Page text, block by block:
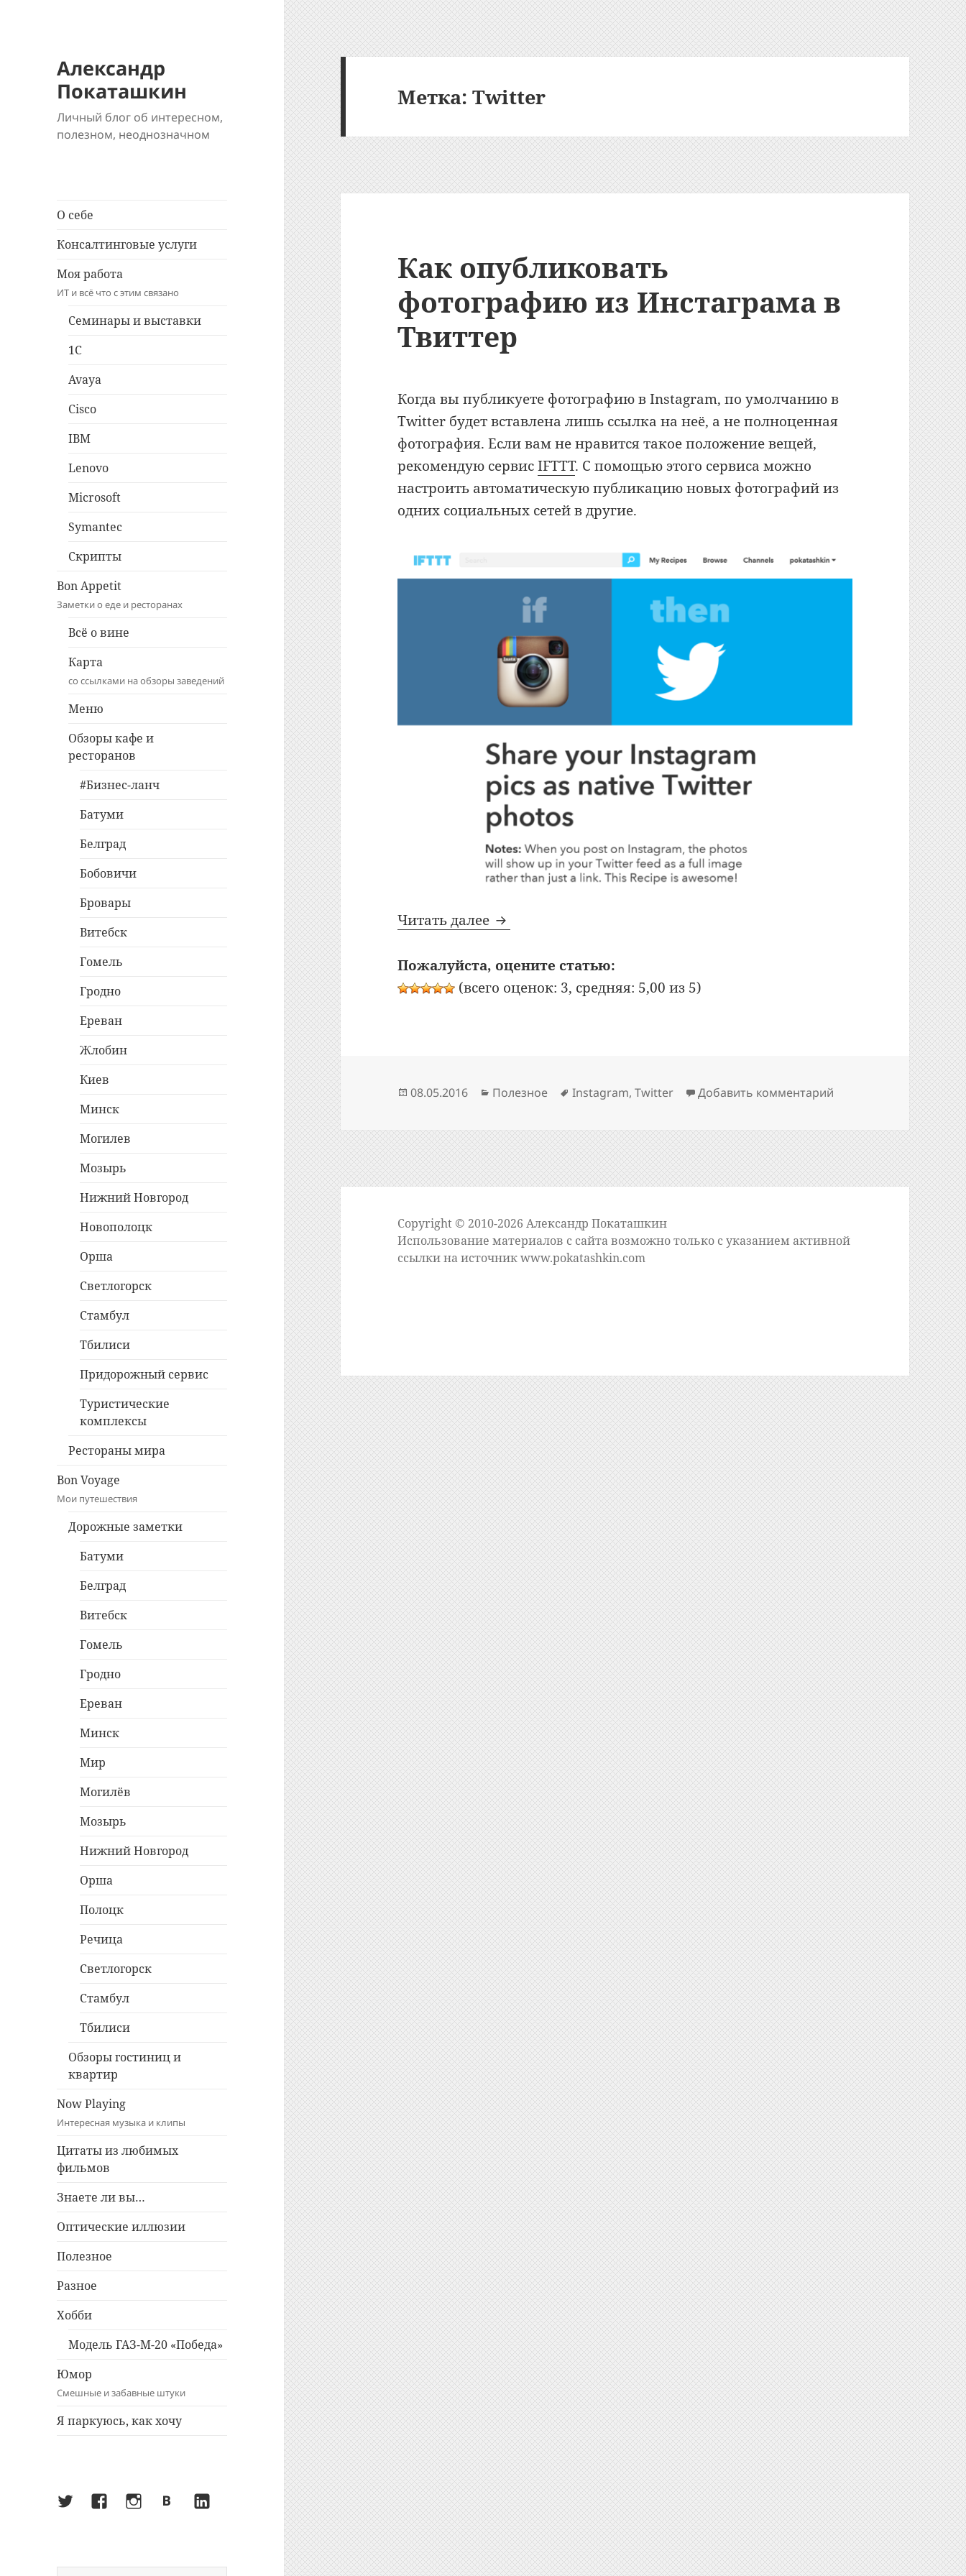
Александр
Покаташкин
Личный блог об интересном,
полезном, неоднозначном
О себе
Консалтинговые услуги
Моя работа
ИТ и всё что с этим связано
Семинары и выставки
1C
Avaya
Cisco
IBM
Lenovo
Microsoft
Symantec
Скрипты
Bon Appetit
Заметки о еде и ресторанах
Всё о вине
Карта
со ссылками на обзоры заведений
Меню
Обзоры кафе и
ресторанов
#Бизнес-ланч
Батуми
Белград
Бобовичи
Бровары
Витебск
Гомель
Гродно
Ереван
Жлобин
Киев
Минск
Могилев
Мозырь
Нижний Новгород
Новополоцк
Орша
Светлогорск
Стамбул
Тбилиси
Придорожный сервис
Туристические
комплексы
Рестораны мира
Bon Voyage
Мои путешествия
Дорожные заметки
Батуми
Белград
Витебск
Гомель
Гродно
Ереван
Минск
Мир
Могилёв
Мозырь
Нижний Новгород
Орша
Полоцк
Речица
Светлогорск
Стамбул
Тбилиси
Обзоры гостиниц и
квартир
Now Playing
Интересная музыка и клипы
Цитаты из любимых
фильмов
Знаете ли вы…
Оптические иллюзии
Полезное
Разное
Хобби
Модель ГАЗ-М-20 «Победа»
Юмор
Смешные и забавные штуки
Я паркуюсь, как хочу
TwitterFacebookInstagramВКонтакте
LinkedIn
Метка:Twitter
Как опубликовать
фотографию из Инстаграма в
Твиттер
Когда вы публикуете фотографию в Instagram, по умолчанию в
Twitter будет вставлена лишь ссылка на неё, а не полноценная
фотография. Если вам не нравится такое положение вещей,
рекомендую сервисIFTTT. С помощью этого сервиса можно
настроить автоматическую публикацию новых фотографий из
одних социальных сетей в другие.
Читать далее Как опубликовать фотографию из Инстаграма в Твиттер
Пожалуйста, оцените статью:
(всего оценок: 3, средняя: 5,00 из 5)
Опубликовано
08.05.2016 Рубрики
Полезное Метки
Instagram,Twitter Добавить комментарий
Copyright © 2010-2026 Александр Покаташкин
Использование материалов с сайта возможно только с указанием активной
ссылки на источникwww.pokatashkin.com